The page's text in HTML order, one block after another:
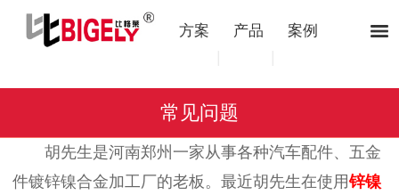
方案 产品 案例
常见问题
胡先生是河南郑州一家从事各种汽车配件、五金
件镀锌镍合金加工厂的老板。最近胡先生在使用锌镍